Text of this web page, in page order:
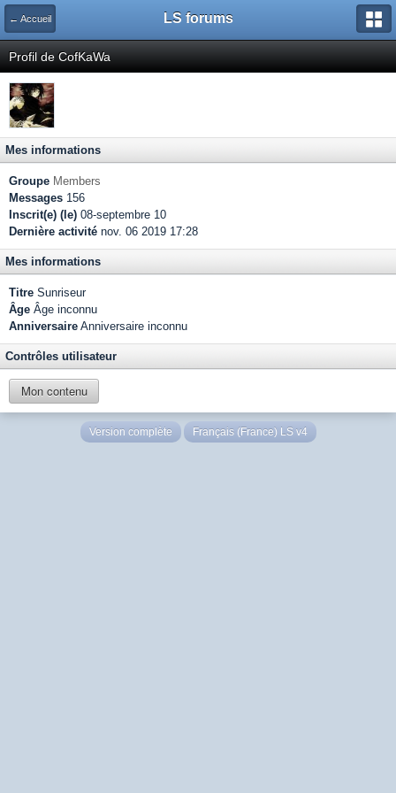
← Accueil LS forums
Profil de CofKaWa
Mes informations
Groupe Members
Messages 156
Inscrit(e) (le) 08-septembre 10
Dernière activité nov. 06 2019 17:28
Mes informations
Titre Sunriseur
Âge Âge inconnu
Anniversaire Anniversaire inconnu
Contrôles utilisateur
Mon contenu
Version complète Français (France) LS v4